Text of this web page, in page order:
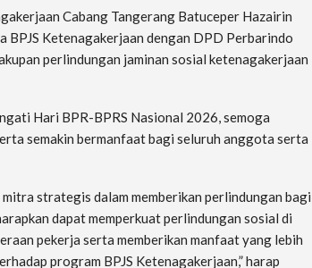
Cabang Tangerang Batuceper Hazairin
BPJS Ketenagakerjaan dengan DPD Perbarindo
perlindungan jaminan sosial ketenagakerjaan
Hari BPR-BPRS Nasional 2026, semoga
semakin bermanfaat bagi seluruh anggota serta
strategis dalam memberikan perlindungan bagi
dapat memperkuat perlindungan sosial di
pekerja serta memberikan manfaat yang lebih
program BPJS Ketenagakerjaan,” harap